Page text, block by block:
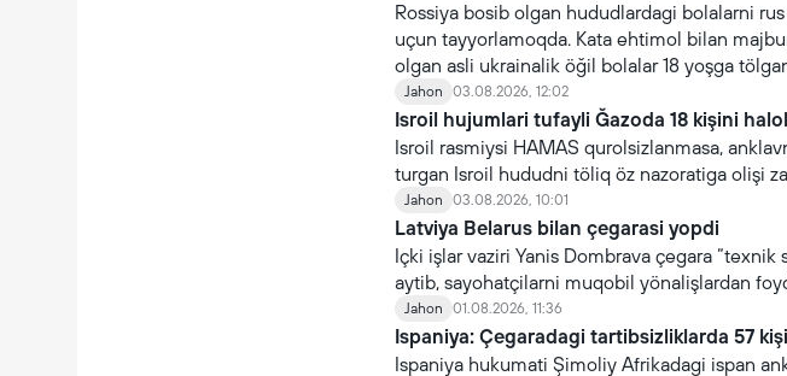
Rossiya bosib olgan hududlardagi bolalarni
uçun tayyorlamoqda. Kata ehtimol bilan
olgan asli ukrainalik öğil bolalar 18 yoşga
çaqiriladi.
Jahon 03.08.2026, 12:02
Isroil hujumlari tufayli Ğazoda 18 kişini
Isroil rasmiysi HAMAS qurolsizlanmasa,
turgan Isroil hududni töliq öz nazoratiga olişi
Jahon 03.08.2026, 10:01
Latviya Belarus bilan çegarasi yopdi
Içki işlar vaziri Yanis Dombrava çegara “texnik
aytib, sayohatçilarni muqobil yönalişlardan
Jahon 01.08.2026, 11:36
Ispaniya: Çegaradagi tartibsizliklarda 57
Ispaniya hukumati Şimoliy Afrikadagi ispan